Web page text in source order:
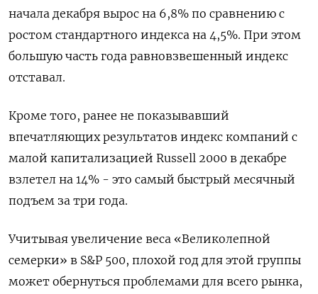
начала декабря вырос на 6,8% по сравнению с
ростом стандартного индекса на 4,5%. При этом
большую часть года равновзвешенный индекс
отставал.
Кроме того, ранее не показывавший
впечатляющих результатов индекс компаний с
малой капитализацией Russell 2000 в декабре
взлетел на 14% - это самый быстрый месячный
подъем за три года.
Учитывая увеличение веса «Великолепной
семерки» в S&P 500, плохой год для этой группы
может обернуться проблемами для всего рынка,